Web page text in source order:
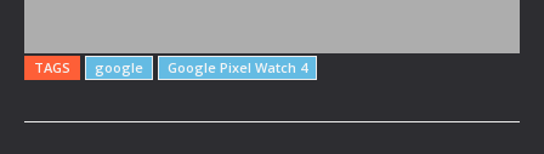
TAGS google Google Pixel Watch 4